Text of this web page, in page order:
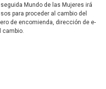
Mundo de las Mujeres irá
para proceder al cambio del
de encomienda, dirección de e-
cambio.